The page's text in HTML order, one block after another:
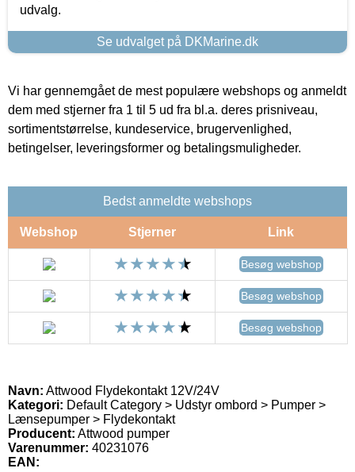
udvalg.
Se udvalget på DKMarine.dk
Vi har gennemgået de mest populære webshops og anmeldt
dem med stjerner fra 1 til 5 ud fra bl.a. deres prisniveau,
sortimentstørrelse, kundeservice, brugervenlighed,
betingelser, leveringsformer og betalingsmuligheder.
Bedst anmeldte webshops
Webshop Stjerner Link
Besøg webshop
Besøg webshop
Besøg webshop
Navn: Attwood Flydekontakt 12V/24V
Kategori: Default Category > Udstyr ombord > Pumper >
Lænsepumper > Flydekontakt
Producent: Attwood pumper
Varenummer: 40231076
EAN: